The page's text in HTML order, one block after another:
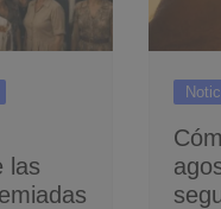
las